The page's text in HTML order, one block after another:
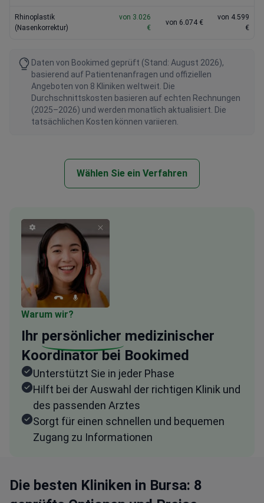
Rhinoplastik
(Nasenkorrektur)
von 3.026
€
von 6.074 €
von 4.599
€
Daten von Bookimed geprüft (Stand: August 2026),
basierend auf Patientenanfragen und offiziellen
Angeboten von 8 Kliniken weltweit. Die
Durchschnittskosten basieren auf echten Rechnungen
(2025–2026) und werden monatlich aktualisiert. Die
tatsächlichen Kosten können variieren.
Wählen Sie ein Verfahren
Warum wir?
Ihr persönlicher medizinischer
Koordinator bei Bookimed
Unterstützt Sie in jeder Phase
Hilft bei der Auswahl der richtigen Klinik und
des passenden Arztes
Sorgt für einen schnellen und bequemen
Zugang zu Informationen
Die besten Kliniken in Bursa: 8